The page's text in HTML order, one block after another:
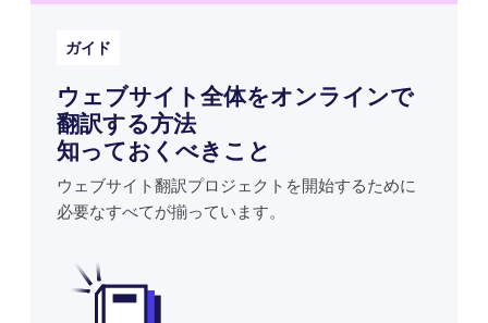
ガイド
ウェブサイト全体をオンラインで
翻訳する方法
知っておくべきこと
ウェブサイト翻訳プロジェクトを開始するために
必要なすべてが揃っています。